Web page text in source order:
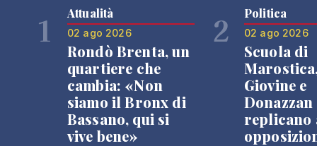
1 Attualità
02 ago 2026
Rondò Brenta, un
quartiere che
cambia: «Non
siamo il Bronx di
Bassano, qui si
vive bene»
2 Politica
02 ago 2026
Scuola di
Giovine e
Donazzan
replicano